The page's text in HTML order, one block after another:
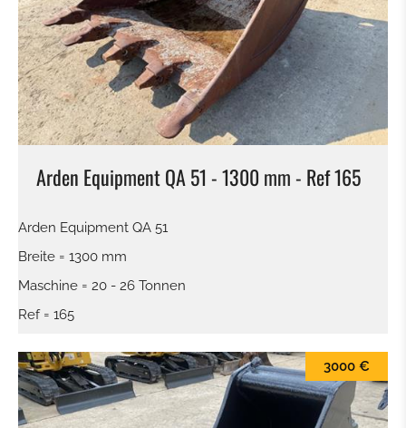
PLATINEN FÜR HAMMER - GREIFER - USW.
SORTIERGREIFER
SCHALENGREIFER
RECHEN
HYDRAULIKHAMMER
HOLZZANGE
ADAPTER
Arden Equipment QA 51 - 1300 mm - Ref 165
Arden Equipment QA 51
Breite = 1300 mm
Maschine = 20 - 26 Tonnen
Ref = 165
3000 €